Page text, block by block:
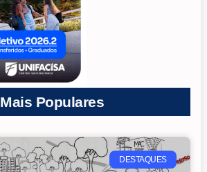
Mais Populares
DESTAQUES